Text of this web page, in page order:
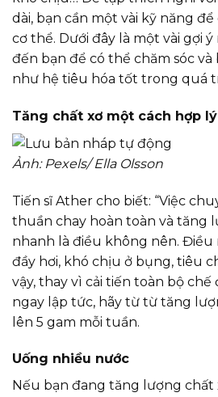
dài, bạn cần một vài kỹ năng
cơ thể. Dưới đây là một vài gợi
đến bạn để có thể chăm sóc và
như hệ tiêu hóa tốt trong quá
Tăng chất xơ một cách hợp lý
Ảnh: Pexels/ Ella Olsson
Tiến sĩ Ather cho biết: “Việc
thuần chay hoàn toàn và tăng
nhanh là điều không nên. Điều
đầy hơi, khó chịu ở bụng, tiêu
vậy, thay vì cải tiến toàn bộ
ngay lập tức, hãy từ từ tăng
lên 5 gam mỗi tuần.
Uống nhiều nước
Nếu bạn đang tăng lượng chất